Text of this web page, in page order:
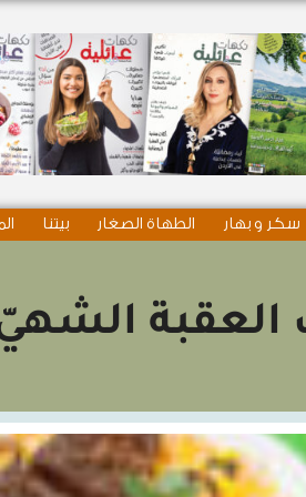
سكر و بهار الطهاة الصغار بيتنا
العقبة